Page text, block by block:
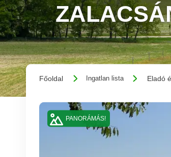
Főoldal Ingatlan lista Eladó
PANORÁMÁS!